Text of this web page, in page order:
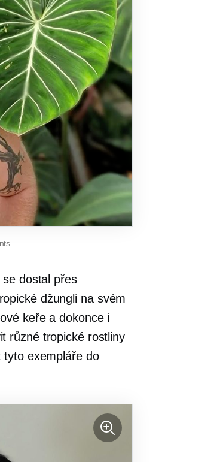
dostal přes
džungli na svém
keře a dokonce i
různé tropické rostliny
exempláře do